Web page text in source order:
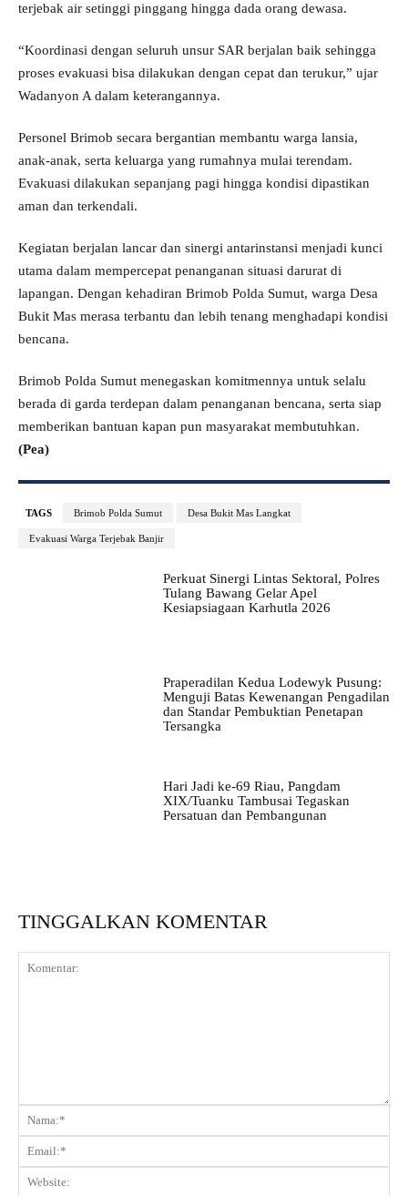
terjebak air setinggi pinggang hingga dada orang dewasa.
“Koordinasi dengan seluruh unsur SAR berjalan baik sehingga
proses evakuasi bisa dilakukan dengan cepat dan terukur,” ujar
Wadanyon A dalam keterangannya.
Personel Brimob secara bergantian membantu warga lansia,
anak-anak, serta keluarga yang rumahnya mulai terendam.
Evakuasi dilakukan sepanjang pagi hingga kondisi dipastikan
aman dan terkendali.
Kegiatan berjalan lancar dan sinergi antarinstansi menjadi kunci
utama dalam mempercepat penanganan situasi darurat di
lapangan. Dengan kehadiran Brimob Polda Sumut, warga Desa
Bukit Mas merasa terbantu dan lebih tenang menghadapi kondisi
bencana.
Brimob Polda Sumut menegaskan komitmennya untuk selalu
berada di garda terdepan dalam penanganan bencana, serta siap
memberikan bantuan kapan pun masyarakat membutuhkan.
(Pea)
TAGS Brimob Polda Sumut Desa Bukit Mas Langkat
Evakuasi Warga Terjebak Banjir
Perkuat Sinergi Lintas Sektoral, Polres
Tulang Bawang Gelar Apel
Kesiapsiagaan Karhutla 2026
Praperadilan Kedua Lodewyk Pusung:
Menguji Batas Kewenangan Pengadilan
dan Standar Pembuktian Penetapan
Tersangka
Hari Jadi ke-69 Riau, Pangdam
XIX/Tuanku Tambusai Tegaskan
Persatuan dan Pembangunan
TINGGALKAN KOMENTAR
Komentar: